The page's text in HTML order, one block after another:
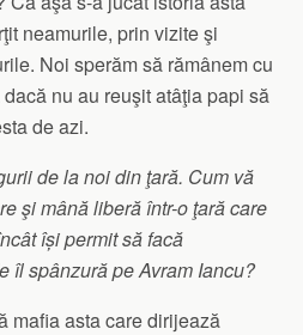
neamurile, prin vizite şi
Noi sperăm să rămânem cu
nu au reuşit atâţia papi să
de azi.
de la noi din ţară. Cum vă
şi mână liberă într-o ţară care
își permit să facă
îl spânzură pe Avram Iancu?
mafia asta care dirijează